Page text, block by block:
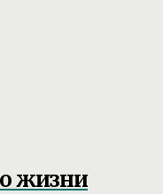
жизни